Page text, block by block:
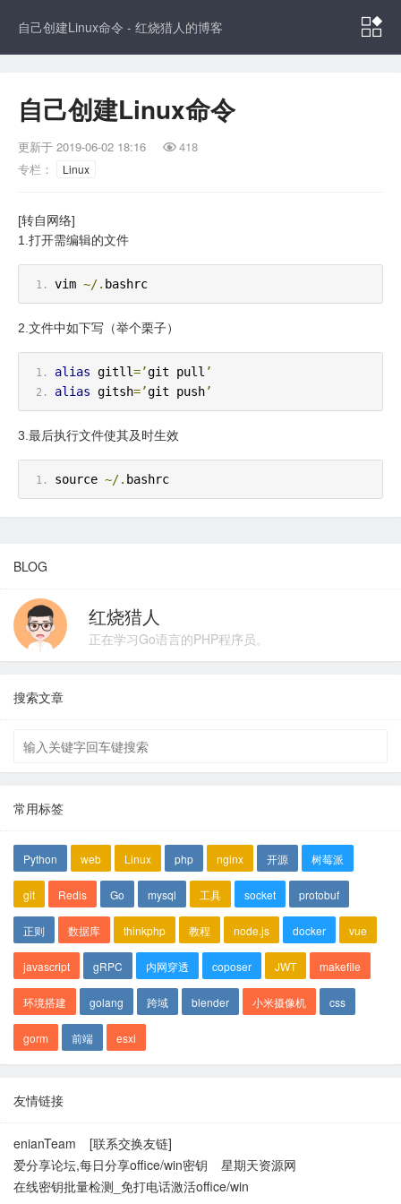
自己创建Linux命令 - 红烧猎人的博客 
自己创建Linux命令
更新于 2019-06-02 18:16  418
专栏：
Linux
[转自网络]
1.打开需编辑的文件
vim ~/. bashrc
2.文件中如下写（举个栗子）
alias gitll=’git pull ’
alias gitsh=’git push’
3.最后执行文件使其及时生效
source ~/. bashrc
BLOG
红烧猎人
正在学习Go语言的PHP程序员。
搜索文章
常用标签
Python web Linux php nginx 开源 树莓派
git Redis Go mysql 工具 socket protobuf
正则 数据库 thinkphp 教程 node.js docker vue
javascript gRPC 内网穿透 coposer JWT makefile
环境搭建 golang 跨域 blender 小米摄像机 css
gorm 前端 esxi
友情链接
enianTeam
[联系交换友链]
爱分享论坛,每日分享office/win密钥
星期天资源网
在线密钥批量检测_免打电话激活office/win